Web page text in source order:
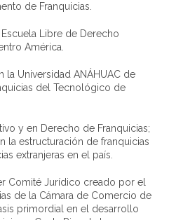
de Franquicias.
Libre de Derecho
América.
la Universidad ANÁHUAC de
del Tecnológico de
y en Derecho de Franquicias;
la estructuración de franquicias
extranjeras en el país.
Comité Jurídico creado por el
de la Cámara de Comercio de
primordial en el desarrollo